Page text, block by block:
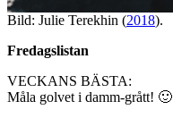
Bild: Julie Terekhin (2018).
Fredagslistan
VECKANS BÄSTA:
Måla golvet i damm-grått! 🙂